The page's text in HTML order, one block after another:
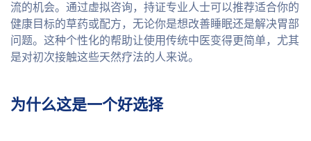
流的机会。通过虚拟咨询，持证专业人士可以推荐适合你的
健康目标的草药或配方，无论你是想改善睡眠还是解决胃部
问题。这种个性化的帮助让使用传统中医变得更简单，尤其
是对初次接触这些天然疗法的人来说。
为什么这是一个好选择